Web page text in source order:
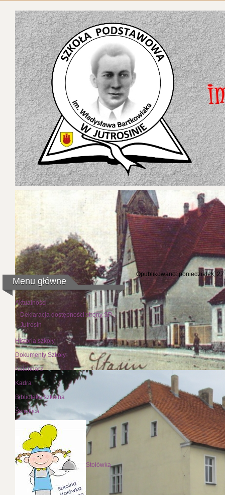
Menu główne
Aktualności
Deklaracja dostępności strony SP
Jutrosin
Historia szkoły
Dokumenty Szkoły
Kalendarz
Kadra
Biblioteka szkolna
Świetlica
Stołówka
Światowy
Opublikowano: poniedziałek,
W tym roku obchodziliśmy
utrwalenia jej. Dzieci klas
przechodniów na terenie
dorosłych, które bardzo